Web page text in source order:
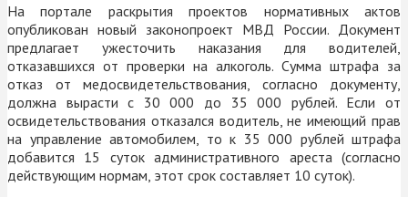
На портале раскрытия проектов нормативных актов
опубликован новый законопроект МВД России. Документ
предлагает ужесточить наказания для водителей,
отказавшихся от проверки на алкоголь. Сумма штрафа за
отказ от медосвидетельствования, согласно документу,
должна вырасти с 30 000 до 35 000 рублей. Если от
освидетельствования отказался водитель, не имеющий прав
на управление автомобилем, то к 35 000 рублей штрафа
добавится 15 суток административного ареста (согласно
действующим нормам, этот срок составляет 10 суток).